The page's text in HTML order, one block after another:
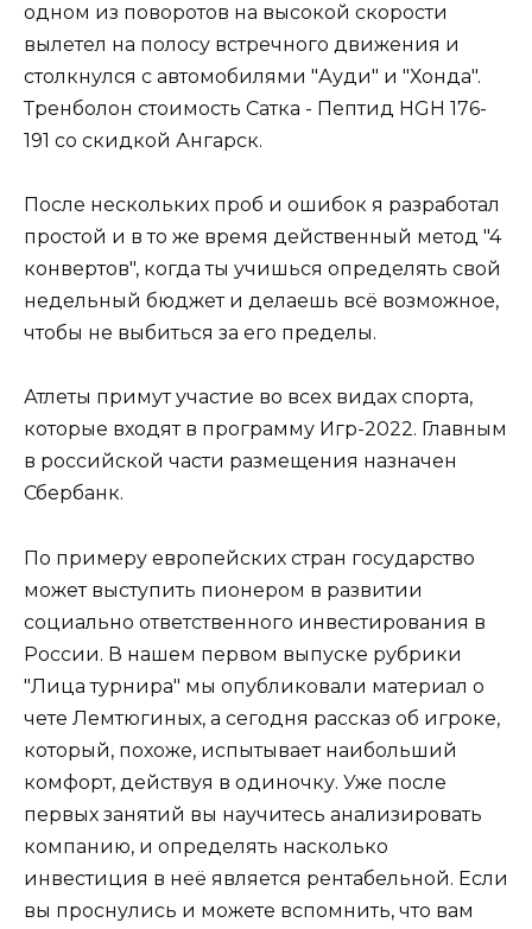
одном из поворотов на высокой скорости
вылетел на полосу встречного движения и
столкнулся с автомобилями "Ауди" и "Хонда".
Тренболон стоимость Сатка - Пептид HGH 176-
191 со скидкой Ангарск.
После нескольких проб и ошибок я разработал
простой и в то же время действенный метод "4
конвертов", когда ты учишься определять свой
недельный бюджет и делаешь всё возможное,
чтобы не выбиться за его пределы.
Атлеты примут участие во всех видах спорта,
которые входят в программу Игр-2022. Главным
в российской части размещения назначен
Сбербанк.
По примеру европейских стран государство
может выступить пионером в развитии
социально ответственного инвестирования в
России. В нашем первом выпуске рубрики
"Лица турнира" мы опубликовали материал о
чете Лемтюгиных, а сегодня рассказ об игроке,
который, похоже, испытывает наибольший
комфорт, действуя в одиночку. Уже после
первых занятий вы научитесь анализировать
компанию, и определять насколько
инвестиция в неё является рентабельной. Если
вы проснулись и можете вспомнить, что вам